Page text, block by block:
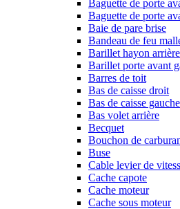
Baguette de porte
Baguette de porte
Baie de pare brise
Bandeau de feu
Barillet hayon arrière
Barillet porte avant
Barres de toit
Bas de caisse droit
Bas de caisse gauche
Bas volet arrière
Becquet
Bouchon de
Buse
Cable levier de
Cache capote
Cache moteur
Cache sous moteur